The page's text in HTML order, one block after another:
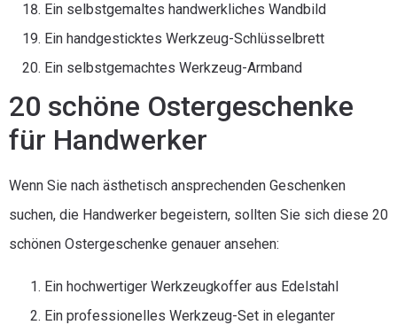
Ein selbstgemaltes handwerkliches Wandbild
Ein handgesticktes Werkzeug-Schlüsselbrett
Ein selbstgemachtes Werkzeug-Armband
20 schöne Ostergeschenke
für Handwerker
Wenn Sie nach ästhetisch ansprechenden Geschenken
suchen, die Handwerker begeistern, sollten Sie sich diese 20
schönen Ostergeschenke genauer ansehen:
Ein hochwertiger Werkzeugkoffer aus Edelstahl
Ein professionelles Werkzeug-Set in eleganter